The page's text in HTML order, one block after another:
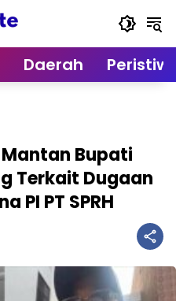
Daerah
Bupati
Terkait Dugaan
PI PT SPRH